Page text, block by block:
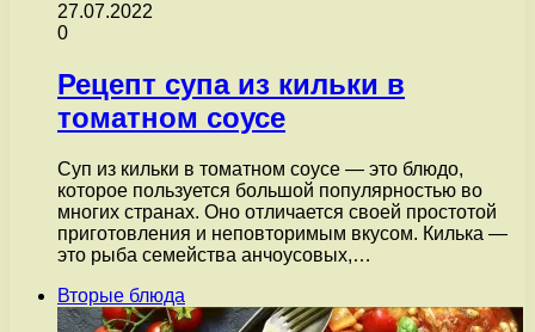
27.07.2022
0
Рецепт супа из кильки в
томатном соусе
Суп из кильки в томатном соусе — это блюдо,
которое пользуется большой популярностью во
многих странах. Оно отличается своей простотой
приготовления и неповторимым вкусом. Килька —
это рыба семейства анчоусовых,…
Вторые блюда